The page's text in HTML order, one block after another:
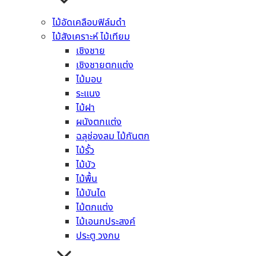
ไม้อัดเคลือบฟิล์มดำ
ไม้สังเคราะห์ ไม้เทียม
เชิงชาย
เชิงชายตกแต่ง
ไม้มอบ
ระแนง
ไม้ฝา
ผนังตกแต่ง
ฉลุช่องลม ไม้กันตก
ไม้รั้ว
ไม้บัว
ไม้พื้น
ไม้บันได
ไม้ตกแต่ง
ไม้เอนกประสงค์
ประตู วงกบ
หลังคาลอนคู่
หลังคาไตรลอน
หลังคาจตุลอน
หลังคาลอนเล็ก
หลังคาคอนกรีต
อิฐมวลเบา
แผ่นยิปซั่มบอร์ด
แผ่นยิปซั่ม กันรังสี
แผ่นยิปซั่ม มาตรฐาน
แผ่นยิปซั่ม กันร้อน
แผ่นยิปซั่ม ทนชื้น
แผ่นยิปซั่ม ทนไฟ
แผ่นยิปซั่ม ทนแรงกระแทก
แผ่นซีเมนต์บอร์ด
เฌอร่าบอร์ด
วีว่าบอร์ด
ไม้อัดเคลือบฟิล์มดำ